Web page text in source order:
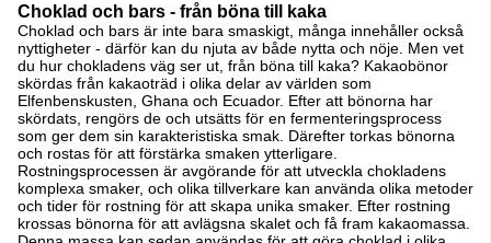
Choklad och bars - från böna till kaka
Choklad och bars är inte bara smaskigt, många innehåller också
nyttigheter - därför kan du njuta av både nytta och nöje. Men vet
du hur chokladens väg ser ut, från böna till kaka? Kakaobönor
skördas från kakaoträd i olika delar av världen som
Elfenbenskusten, Ghana och Ecuador. Efter att bönorna har
skördats, rengörs de och utsätts för en fermenteringsprocess
som ger dem sin karakteristiska smak. Därefter torkas bönorna
och rostas för att förstärka smaken ytterligare.
Rostningsprocessen är avgörande för att utveckla chokladens
komplexa smaker, och olika tillverkare kan använda olika metoder
och tider för rostning för att skapa unika smaker. Efter rostning
krossas bönorna för att avlägsna skalet och få fram kakaomassa.